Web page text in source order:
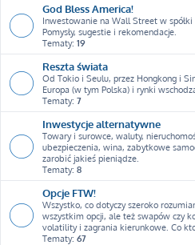
God Bless America!
Inwestowanie na Wall Street w
Pomysły, sugestie i rekomendacje.
Tematy: 19
Reszta świata
Od Tokio i Seulu, przez Hongkong i
Europa (w tym Polska) i rynki
Tematy: 7
Inwestycje alternatywne
Towary i surowce, waluty,
ubezpieczenia, wina, zabytkowe
zarobić jakieś pieniądze.
Tematy: 8
Opcje FTW!
Wszystko, co dotyczy szeroko
wszystkim opcji, ale też swapów czy
volatility i zagrania kierunkowe. Co
Tematy: 67